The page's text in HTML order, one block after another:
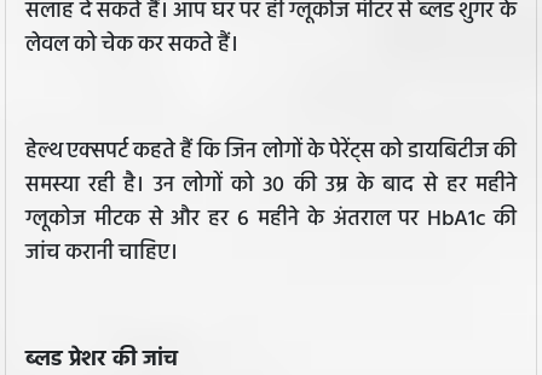
सलाह दे सकते हैं। आप घर पर ही ग्लूकोज मीटर से ब्लड शुगर के
लेवल को चेक कर सकते हैं।
हेल्थ एक्सपर्ट कहते हैं कि जिन लोगों के पेरेंट्स को डायबिटीज की
समस्या रही है। उन लोगों को 30 की उम्र के बाद से हर महीने
ग्लूकोज मीटक से और हर 6 महीने के अंतराल पर HbA1c की
जांच करानी चाहिए।
ब्लड प्रेशर की जांच